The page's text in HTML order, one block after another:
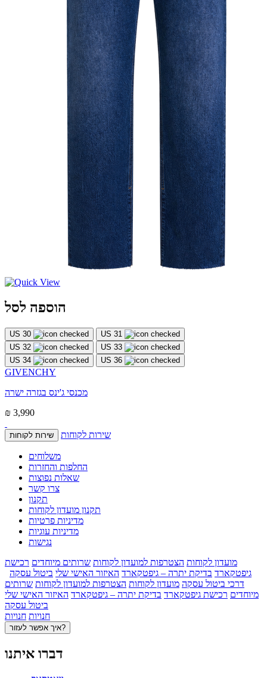
הוספה לסל
US 30
US 31
US 32
US 33
US 34
US 36
GIVENCHY
מכנסי ג'ינס בגזרה ישרה
₪ 3,990
שירות לקוחות שירות לקוחות
משלוחים
החלפות והחזרות
שאלות נפוצות
צרו קשר
תקנון
תקנון מועדון לקוחות
מדיניות פרטיות
מדיניות עוגיות
נגישות
מועדון לקוחות הצטרפות למועדון לקוחות שרותים מיוחדים רכישת
גיפטקארד בדיקת יתרה – גיפטקארד האיזור האישי שלי ביטול עסקה
דרכי ביטול עסקה מועדון לקוחות הצטרפות למועדון לקוחות שרותים
מיוחדים רכישת גיפטקארד בדיקת יתרה – גיפטקארד האיזור האישי שלי
ביטול עסקה
חנויות חנויות
איך אפשר לעזור?
דברו איתנו